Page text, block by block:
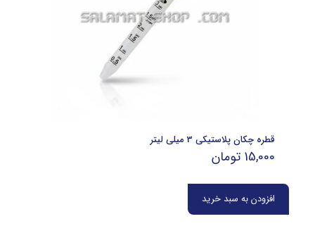
قطره چکان پلاستیکی 3 میلی لیتر
15,000 تومان
افزودن به سبد خرید